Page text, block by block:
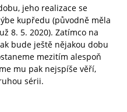
jeho realizace se
kupředu (původně měla
8. 5. 2020). Zatímco na
bude ještě nějakou dobu
mezitím alespoň
mu pak nejspíše věří,
sérii.